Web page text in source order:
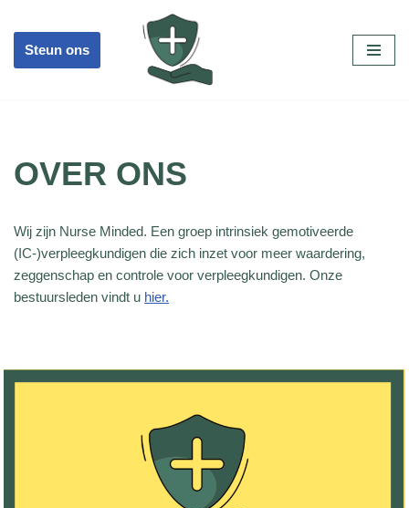
Ga
naar
Steun ons
OVER ONS
Wij zijn Nurse Minded. Een groep intrinsiek gemotiveerde
(IC-)verpleegkundigen die zich inzet voor meer waardering,
zeggenschap en controle voor verpleegkundigen. Onze
bestuursleden vindt u hier.